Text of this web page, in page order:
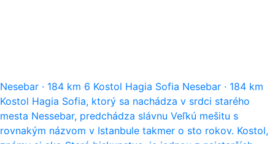
Nesebar · 184 km 6 Kostol Hagia Sofia Nesebar · 184 km
Kostol Hagia Sofia, ktorý sa nachádza v srdci starého
mesta Nessebar, predchádza slávnu Veľkú mešitu s
rovnakým názvom v Istanbule takmer o sto rokov. Kostol,